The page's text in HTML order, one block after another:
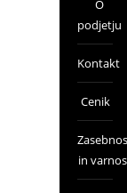
O
podjetju
Kontakt
Cenik
in